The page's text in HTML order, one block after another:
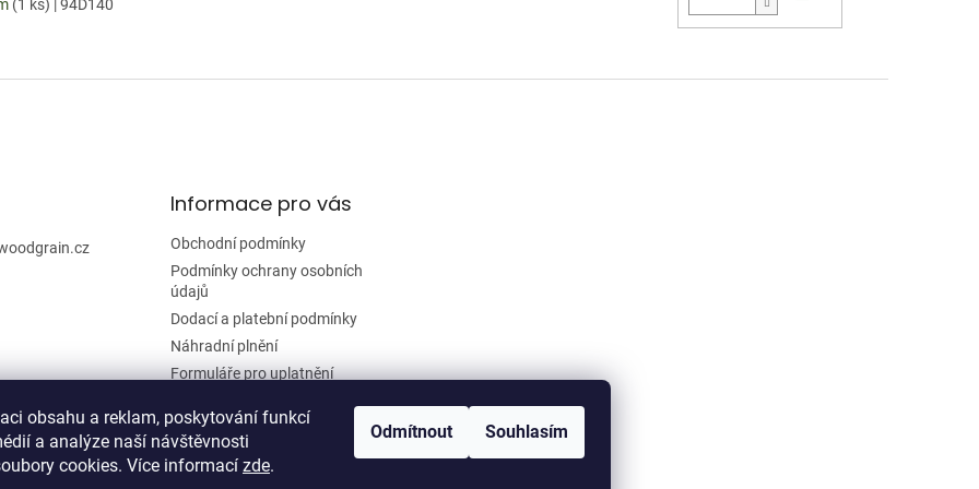
obsahu a reklam, poskytování funkcí
a analýze naší návštěvnosti
cookies. Více informací zde.
Odmítnout Souhlasím
(1 ks) | 94D140
Informace pro vás
Obchodní podmínky
Podmínky ochrany osobních
údajů
Dodací a platební podmínky
Náhradní plnění
Formuláře pro uplatnění
smlouvy
Moje objednávka